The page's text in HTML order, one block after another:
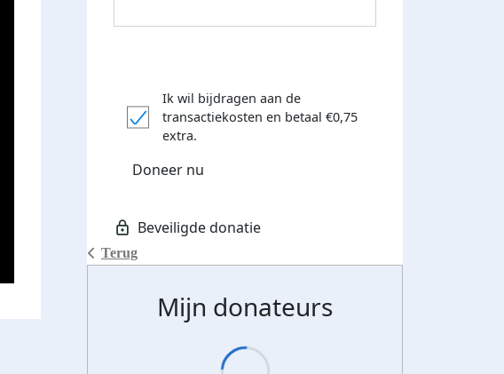
Terug
Ik wil bijdragen aan de
transactiekosten en betaal €0,75
extra.
Doneer nu
Mijn donateurs